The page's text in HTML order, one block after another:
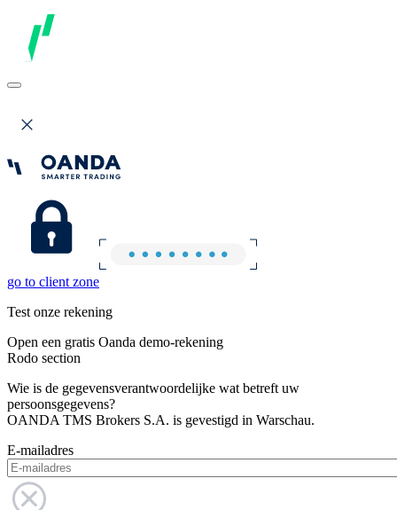
go to client zone
Test onze rekening
Open een gratis Oanda demo-rekening
Rodo section
Wie is de gegevensverantwoordelijke wat betreft uw
persoonsgegevens?
OANDA TMS Brokers S.A. is gevestigd in Warschau.
E-mailadres